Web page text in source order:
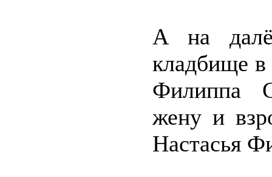
А на
кладбище в
Филиппа
жену и
Настасья